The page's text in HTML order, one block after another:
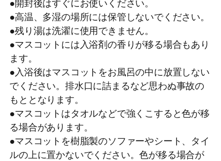
●開封後はすぐにお使いください。
●高温、多湿の場所には保管しないでください。
●残り湯は洗濯に使用できません。
●マスコットには入浴剤の香りが移る場合もあり
ます。
●入浴後はマスコットをお風呂の中に放置しない
でください。排水口に詰まるなど思わぬ事故の
もととなります。
●マスコットはタオルなどで強くこすると色が移
る場合があります。
●マスコットを樹脂製のソファーやシート、タイ
ルの上に置かないでください。色が移る場合が